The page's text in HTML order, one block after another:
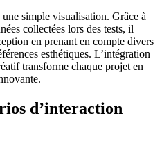
simple visualisation. Grâce à
collectées lors des tests, il
en prenant en compte divers
esthétiques. L’intégration
transforme chaque projet en
d’interaction